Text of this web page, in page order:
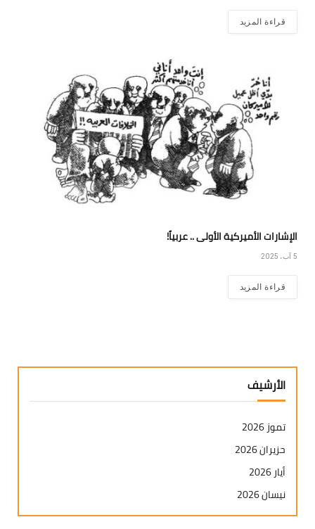
قراءة المزيد
الإشارات الأميركية الأولى .. عربياً!
5 آب، 2025
قراءة المزيد
الأرشيف
تموز 2026
حزيران 2026
أيار 2026
نيسان 2026
آذار 2026